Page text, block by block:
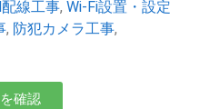
線工事,Wi-Fi設置・設定
, 防犯カメラ工事,
確認